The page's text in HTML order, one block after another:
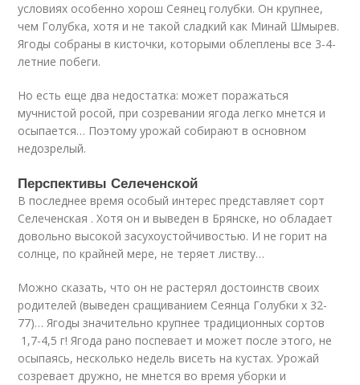
условиях особенно хорош Сеянец голубки. Он крупнее,
чем Голубка, хотя и не такой сладкий как Минай Шмырев.
Ягоды собраны в кисточки, которыми облеплены все 3-4-
летние побеги.
Но есть еще два недостатка: может поражаться
мучнистой росой, при созревании ягода легко мнется и
осыпается… Поэтому урожай собирают в основном
недозрелый.
Перспективы Селеченской
В последнее время особый интерес представляет сорт
Селеченская . Хотя он и выведен в Брянске, но обладает
довольно высокой засухоустойчивостью. И не горит на
солнце, по крайней мере, не теряет листву…
Можно сказать, что он не растерял достоинств своих
родителей (выведен сращиванием Сеянца Голубки х 32-
77)… Ягоды значительно крупнее традиционных сортов
1,7-4,5 г! Ягода рано поспевает и может после этого, не
осыпаясь, несколько недель висеть на кустах. Урожай
созревает дружно, не мнется во время уборки и